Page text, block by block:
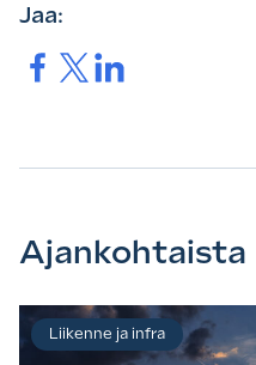
Jaa:
Jaa. Jaa.Jaa.
Ajankohtaista
Liikenne ja infra